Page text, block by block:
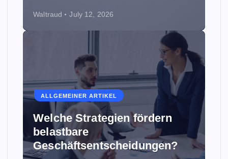
Waltraud July 12, 2026
ALLGEMEINER ARTIKEL
Welche Strategien fördern
belastbare
Geschäftsentscheidungen?